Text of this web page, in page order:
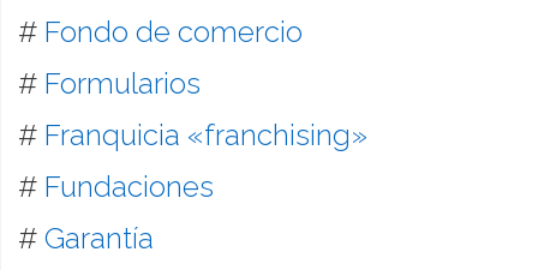
# Fondo de comercio
# Formularios
# Franquicia «franchising»
# Fundaciones
# Garantía